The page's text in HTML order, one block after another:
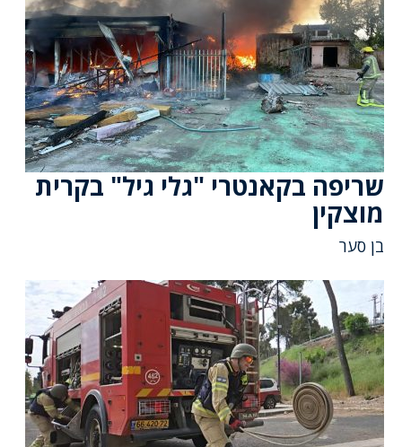
שריפה בקאנטרי "גלי גיל" בקרית
מוצקין
בן סער